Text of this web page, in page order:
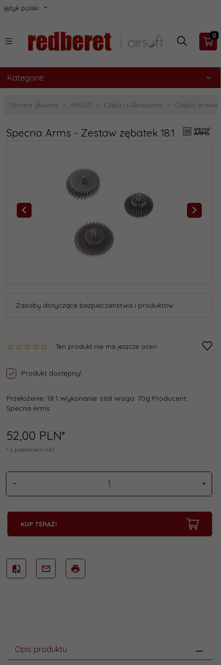
język polski
0
Kategorie
Strona główna AirSoft Części i Akcesoria Części
Specna Arms - Zestaw zębatek 18:1
Zasoby dotyczące bezpieczeństwa i produktów
Ten produkt nie ma jeszcze ocen
Produkt dostępny!
Przełożenie: 18:1 Wykonanie: stal Waga: 70g Producent:
Specna Arms
52,00 PLN*
* z podatkiem VAT
KUP TERAZ!
Opis produktu